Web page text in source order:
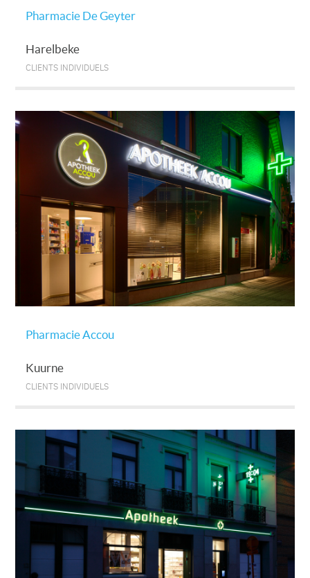
Pharmacie De Geyter
Harelbeke
CLIENTS INDIVIDUELS
Pharmacie Accou
Kuurne
CLIENTS INDIVIDUELS